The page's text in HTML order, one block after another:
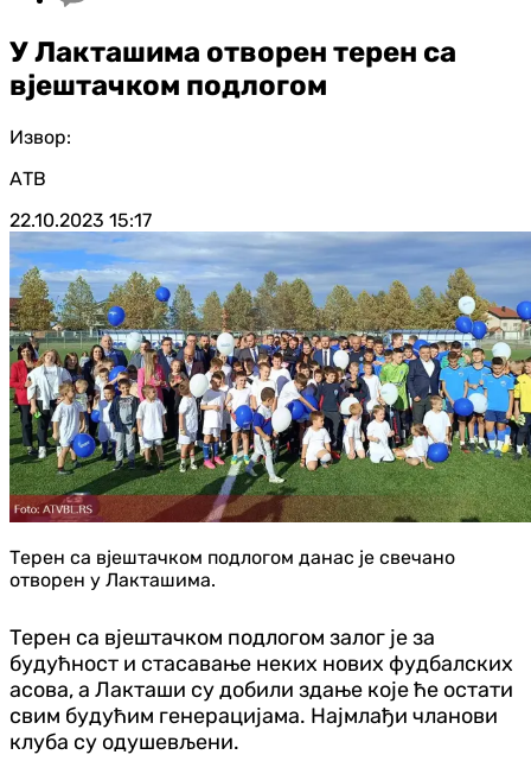
У Лакташима отворен терен са
вјештачком подлогом
Извор:
АТВ
22.10.2023 15:17
Терен са вјештачком подлогом данас је свечано
отворен у Лакташима.
Терен са вјештачком подлогом залог је за
будућност и стасавање неких нових фудбалских
асова, а Лакташи су добили здање које ће остати
свим будућим генерацијама. Најмлађи чланови
клуба су одушевљени.